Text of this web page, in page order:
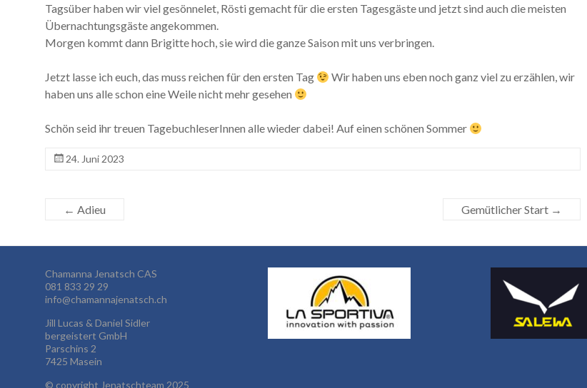
Tagsüber haben wir viel gesönnelet, Rösti gemacht für die ersten Tagesgäste und jetzt sind auch die meisten
Übernachtungsgäste angekommen.
Morgen kommt dann Brigitte hoch, sie wird die ganze Saison mit uns verbringen.
Jetzt lasse ich euch, das muss reichen für den ersten Tag
Wir haben uns eben noch ganz viel zu erzählen, wir
haben uns alle schon eine Weile nicht mehr gesehen
Schön seid ihr treuen TagebuchleserInnen alle wieder dabei! Auf einen schönen Sommer
24. Juni 2023
← Adieu Gemütlicher Start →
Chamanna Jenatsch CAS
081 833 29 29
info@chamannajenatsch.ch
Jill Lucas & Daniel Sidler
bergeistert GmbH
Parschins 2
7425 Masein
© copyright Jenatschteam 2025